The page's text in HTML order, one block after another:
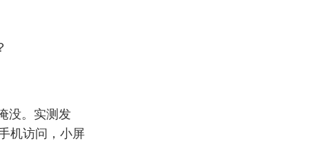
没。实测发
机访问，小屏